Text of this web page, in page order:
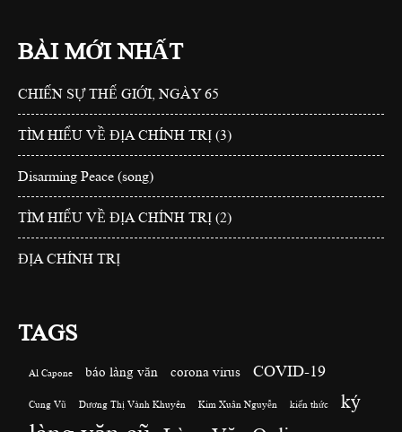
BÀI MỚI NHẤT
CHIẾN SỰ THẾ GIỚI, NGÀY 65
TÌM HIỂU VỀ ĐỊA CHÍNH TRỊ (3)
Disarming Peace (song)
TÌM HIỂU VỀ ĐỊA CHÍNH TRỊ (2)
ĐỊA CHÍNH TRỊ
TAGS
Al Capone báo làng văn corona virus COVID-19
Cung Vũ Dương Thị Vành Khuyên Kim Xuân Nguyễn kiến thức ký